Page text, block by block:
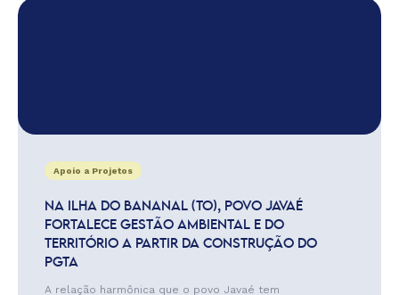
Apoio a Projetos
NA ILHA DO BANANAL (TO), POVO JAVAÉ
FORTALECE GESTÃO AMBIENTAL E DO
TERRITÓRIO A PARTIR DA CONSTRUÇÃO DO
PGTA
A relação harmônica que o povo Javaé tem